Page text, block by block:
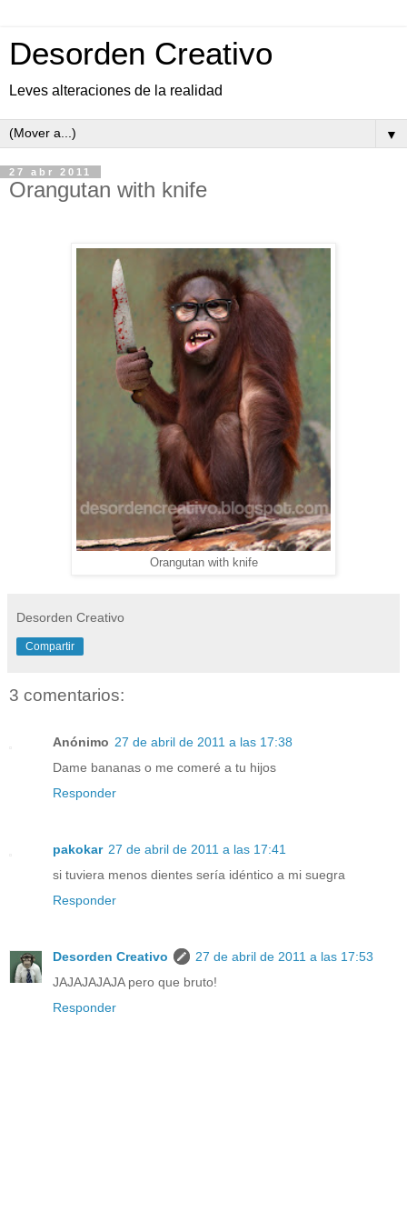
Desorden Creativo
Leves alteraciones de la realidad
▼
27 abr 2011
Orangutan with knife
Orangutan with knife
Desorden Creativo
Compartir
3 comentarios:
Anónimo 27 de abril de 2011 a las 17:38
Dame bananas o me comeré a tu hijos
Responder
pakokar 27 de abril de 2011 a las 17:41
si tuviera menos dientes sería idéntico a mi suegra
Responder
Desorden Creativo
27 de abril de 2011 a las 17:53
JAJAJAJAJA pero que bruto!
Responder